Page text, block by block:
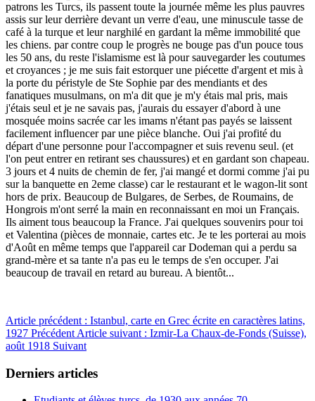
patrons les Turcs, ils passent toute la journée même les plus pauvres
assis sur leur derrière devant un verre d'eau, une minuscule tasse de
café à la turque et leur narghilé en gardant la même immobilité que
les chiens. par contre coup le progrès ne bouge pas d'un pouce tous
les 50 ans, du reste l'islamisme est là pour sauvegarder les coutumes
et croyances ; je me suis fait estorquer une piécette d'argent et mis à
la porte du péristyle de Ste Sophie par des mendiants et des
fanatiques musulmans, on m'a dit que je m'y étais mal pris, mais
j'étais seul et je ne savais pas, j'aurais du essayer d'abord à une
mosquée moins sacrée car les imams n'étant pas payés se laissent
facilement influencer par une pièce blanche. Oui j'ai profité du
départ d'une personne pour l'accompagner et suis revenu seul. (et
l'on peut entrer en retirant ses chaussures) et en gardant son chapeau.
3 jours et 4 nuits de chemin de fer, j'ai mangé et dormi comme j'ai pu
sur la banquette en 2eme classe) car le restaurant et le wagon-lit sont
hors de prix. Beaucoup de Bulgares, de Serbes, de Roumains, de
Hongrois m'ont serré la main en reconnaissant en moi un Français.
Ils aiment tous beaucoup la France. J'ai quelques souvenirs pour toi
et Valentina (pièces de monnaie, cartes etc. Je te les porterai au mois
d'Août en même temps que l'appareil car Dodeman qui a perdu sa
grand-mère et sa tante n'a pas eu le temps de s'en occuper. J'ai
beaucoup de travail en retard au bureau. A bientôt...
Article précédent : Istanbul, carte en Grec écrite en caractères latins,
1927 Précédent Article suivant : Izmir-La Chaux-de-Fonds (Suisse),
août 1918 Suivant
Derniers articles